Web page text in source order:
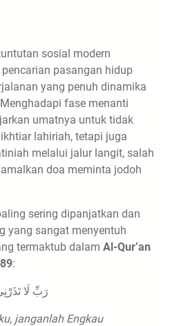
sosial modern
pasangan hidup
yang penuh dinamika
fase menanti
umatnya untuk tidak
lahiriah, tetapi juga
melalui jalur langit, salah
doa meminta jodoh
sering dipanjatkan dan
yang sangat menyentuh
termaktub dalam Al-Qur’an
:
رَبِّ لَا
janganlah Engkau